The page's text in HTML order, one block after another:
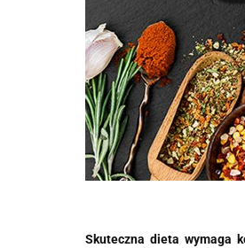
Skuteczna dieta wymaga